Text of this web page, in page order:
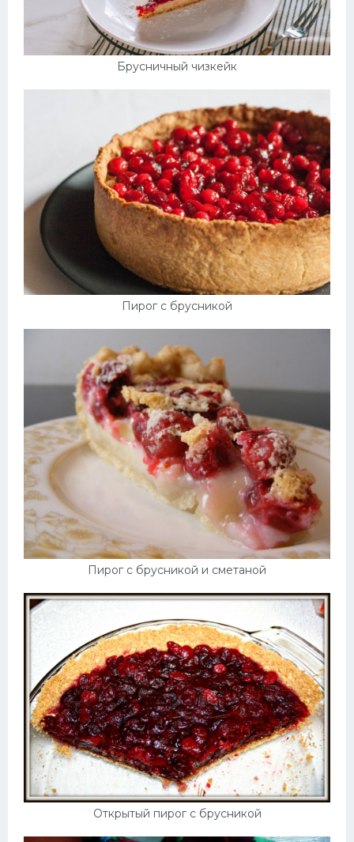
Брусничный чизкейк
Пирог с брусникой
Пирог с брусникой и сметаной
Открытый пирог с брусникой